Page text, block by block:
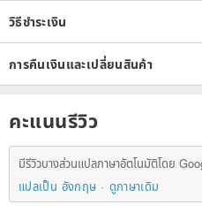
FEATURE | HIGHLIGHTS
* Adjustable hem
* Sleeve pen pockets x4
* Total of 3 pockets
【Morse Code Label】
วิธีชำระเงิน
การคืนเงินและเปลี่ยนสินค้า
คะแนนรีวิว
มีรีวิวบางส่วนแปลภาษาอัตโนมัติโดย
แปลเป็น อังกฤษ
ดูภาษาเดิม